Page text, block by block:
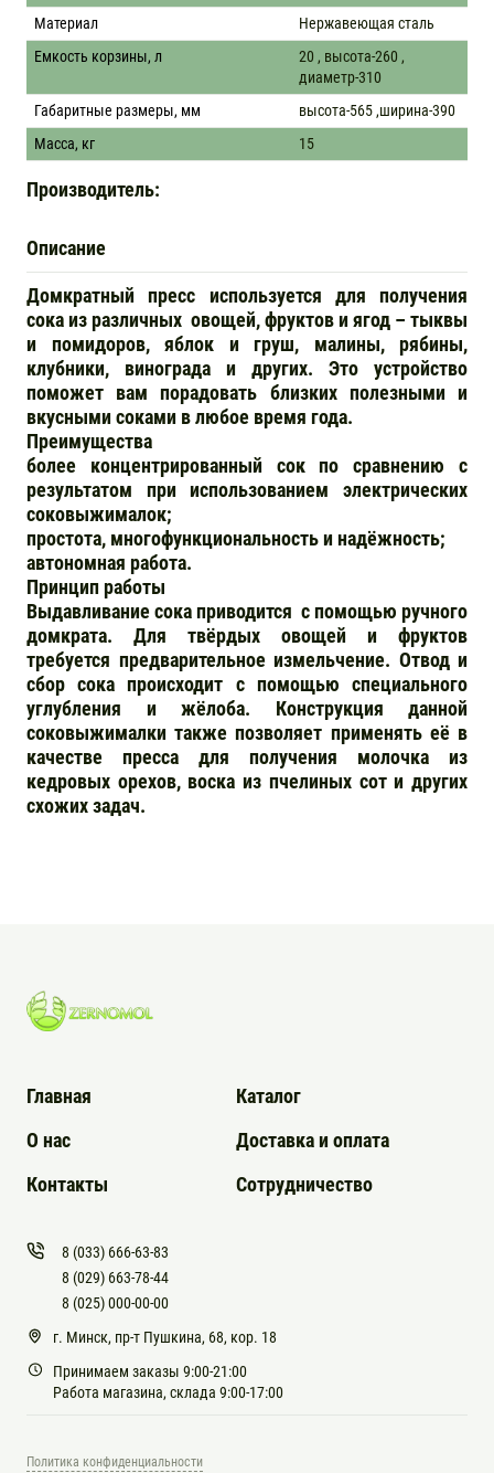
Описание
Домкратный пресс используется для получения
сока из различных овощей, фруктов и ягод – тыквы
и помидоров, яблок и груш, малины, рябины,
клубники, винограда и других. Это устройство
поможет вам порадовать близких полезными и
вкусными соками в любое время года.
Преимущества
более концентрированный сок по сравнению с
результатом при использованием электрических
соковыжималок;
простота, многофункциональность и надёжность;
автономная работа.
Принцип работы
Выдавливание сока приводится с помощью ручного
домкрата. Для твёрдых овощей и фруктов
требуется предварительное измельчение. Отвод и
сбор сока происходит с помощью специального
углубления и жёлоба. Конструкция данной
соковыжималки также позволяет применять её в
качестве пресса для получения молочка из
кедровых орехов, воска из пчелиных сот и других
схожих задач.
Материал
Нержавеющая сталь
Емкость корзины, л
20 , высота-260 ,
диаметр-310
Габаритные размеры, мм
высота-565 ,ширина-390
Масса, кг
15
Производитель:
Главная
Каталог
О нас
Доставка и оплата
Контакты
Сотрудничество
8 (033) 666-63-83
8 (029) 663-78-44
8 (025) 000-00-00
г. Минск, пр-т Пушкина, 68, кор. 18
Принимаем заказы 9:00-21:00
Работа магазина, склада 9:00-17:00
Политика конфиденциальности